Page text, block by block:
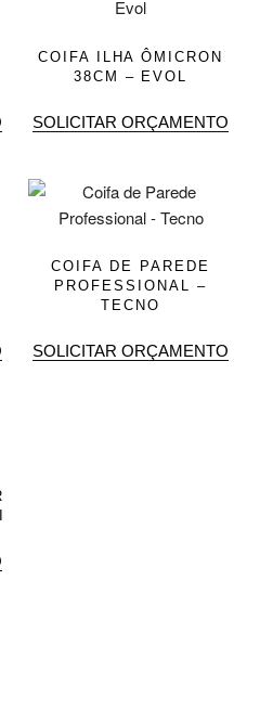
COIFA ILHA ÔMICRON
38CM – EVOL
SOLICITAR ORÇAMENTO
COIFA DE PAREDE
PROFESSIONAL –
TECNO
SOLICITAR ORÇAMENTO